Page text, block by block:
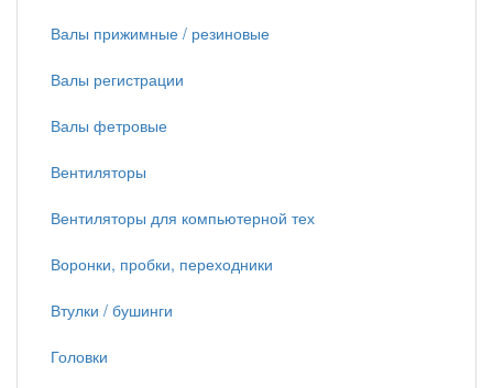
Валы прижимные / резиновые
Валы регистрации
Валы фетровые
Вентиляторы
Вентиляторы для компьютерной тех
Воронки, пробки, переходники
Втулки / бушинги
Головки